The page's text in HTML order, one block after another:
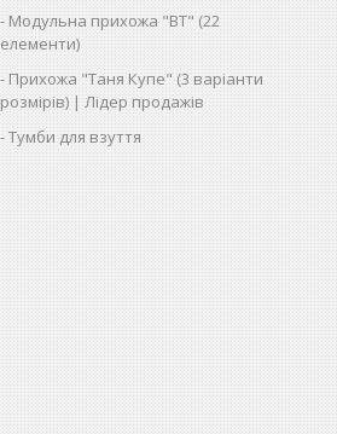
Модульна прихожа "ВТ" (22
елементи)
Прихожа "Таня Купе" (3 варіанти
розмірів) | Лідер продажів
Тумби для взуття